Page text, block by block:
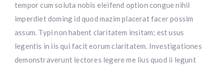
tempor cum soluta nobis eleifend option congue nihil
imperdiet doming id quod mazim placerat facer possim
assum. Typi non habent claritatem insitam; est usus
legentis in iis qui facit eorum claritatem. Investigationes
demonstraverunt lectores legere me lius quod ii legunt